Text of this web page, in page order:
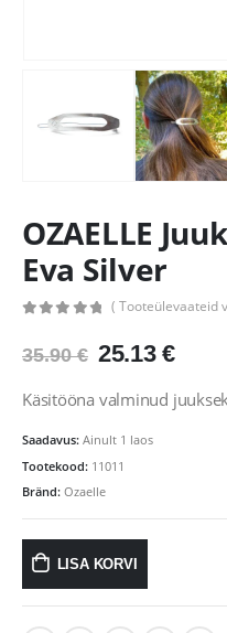
OZAELLE
Eva Silver
( Tooteülevaateid
35.90€ Algne
oli:
25.13 €
on:
Käsitööna valminud
Saadavus: Ainult 1 laos
Tootekood: 11011
Bränd: Ozaelle
LISA KORVI